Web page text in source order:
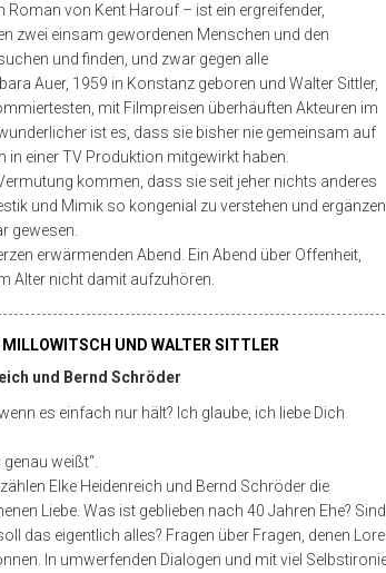
Hit
to
Roman von Kent Harouf – ist ein ergreifender,
zwei einsam gewordenen Menschen und den
und finden, und zwar gegen alle
Auer, 1959 in Konstanz geboren und Walter Sittler,
mit Filmpreisen überhäuften Akteuren im
ist es, dass sie bisher nie gemeinsam auf
einer TV Produktion mitgewirkt haben.
kommen, dass sie seit jeher nichts anderes
und Mimik so kongenial zu verstehen und ergänzen,
gewesen.
erwärmenden Abend. Ein Abend über Offenheit,
Alter nicht damit aufzuhören.
UND WALTER SITTLER
und Bernd Schröder
es einfach nur hält? Ich glaube, ich liebe Dich
weißt“.
Elke Heidenreich und Bernd Schröder die
Liebe. Was ist geblieben nach 40 Jahren Ehe? Sind
das eigentlich alles? Fragen über Fragen, denen Lore
In umwerfenden Dialogen und mit viel